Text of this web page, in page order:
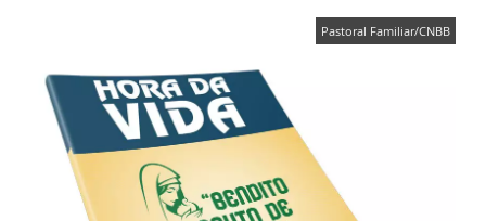
Pastoral Familiar/CNBB